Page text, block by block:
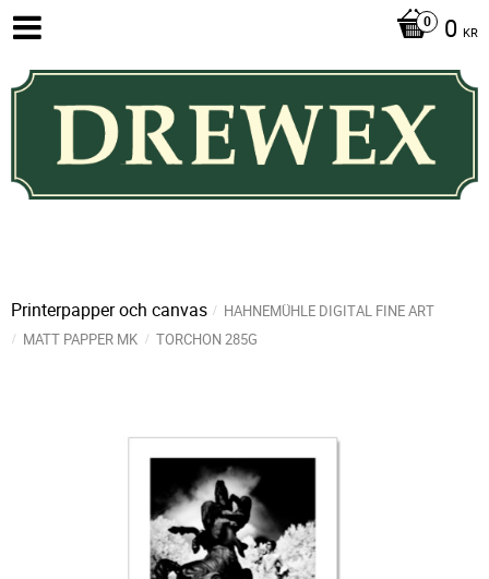
0 KR
Printerpapper och canvas
HAHNEMÜHLE DIGITAL FINE ART
MATT PAPPER MK
TORCHON 285G